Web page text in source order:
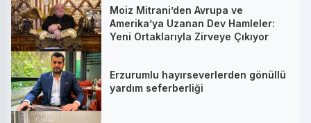
Moiz Mitrani’den Avrupa ve
Amerika’ya Uzanan Dev Hamleler:
Yeni Ortaklarıyla Zirveye Çıkıyor
Erzurumlu hayırseverlerden gönüllü
yardım seferberliği